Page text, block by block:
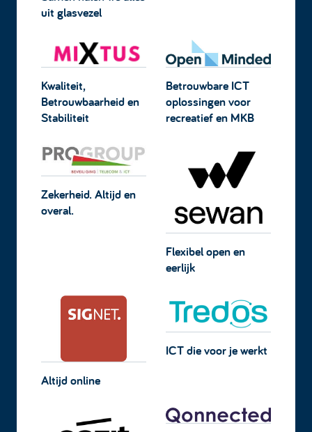
uit glasvezel
Kwaliteit,
Betrouwbaarheid en
Stabiliteit
Betrouwbare ICT
oplossingen voor
recreatief en MKB
Zekerheid. Altijd en
overal.
Flexibel open en
eerlijk
Altijd online
ICT die voor je werkt